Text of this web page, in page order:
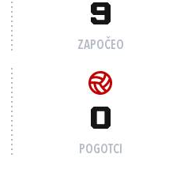
9
ZAPOČEO
0
POGOTCI